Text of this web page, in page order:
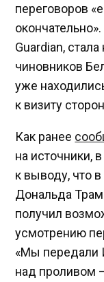
переговоров
Guardian,
чиновников
уже
к визиту
Как ранее
на источники,
к выводу, что
Дональда
получил
усмотрению
«Мы передали
над проливом